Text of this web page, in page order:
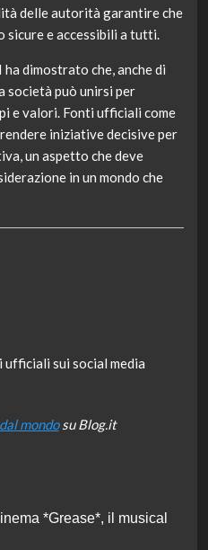
delle autorità garantire che
sicure e accessibili a tutti.
dimostrato che, anche di
società può unirsi per
e valori. Fonti ufficiali come
iniziative decisive per
un aspetto che deve
in un mondo che
sui social media
mondosu Blog.it
*Grease*, il musical